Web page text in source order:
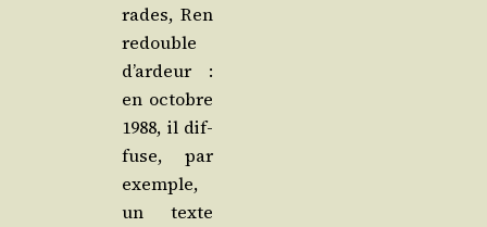
rades, Ren
redouble
d’ar­deur :
en octobre
1988, il dif­
fuse, par
exemple,
un texte